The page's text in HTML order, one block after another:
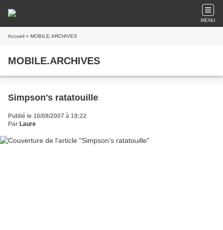
MENU
Accueil » MOBILE.ARCHIVES
MOBILE.ARCHIVES
Simpson's ratatouille
Publié le 16/08/2007 à 19:22
Par Laure